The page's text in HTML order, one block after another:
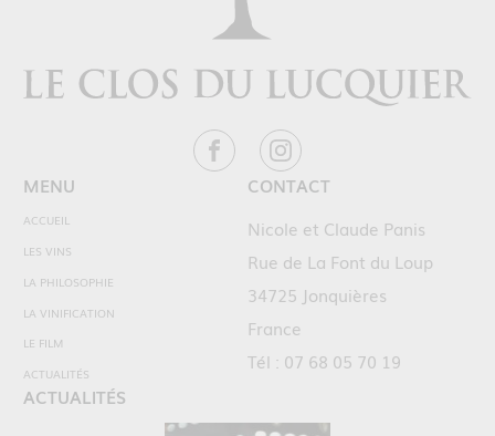
MENU
ACCUEIL
LES VINS
LA PHILOSOPHIE
LA VINIFICATION
LE FILM
ACTUALITÉS
CONTACT
Nicole et Claude Panis
Rue de La Font du Loup
34725 Jonquières
France
Tél : 07 68 05 70 19
ACTUALITÉS